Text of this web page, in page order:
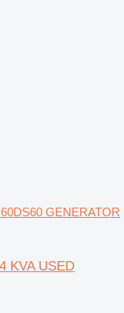
GENERATOR
KVA USED